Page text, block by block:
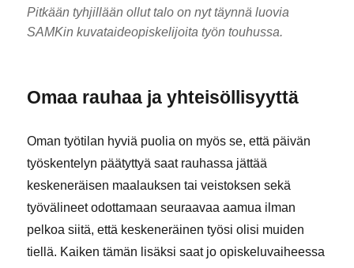
Pitkään tyhjillään ollut talo on nyt täynnä luovia
SAMKin kuvataideopiskelijoita työn touhussa.
Omaa rauhaa ja yhteisöllisyyttä
Oman työtilan hyviä puolia on myös se, että päivän
työskentelyn päätyttyä saat rauhassa jättää
keskeneräisen maalauksen tai veistoksen sekä
työvälineet odottamaan seuraavaa aamua ilman
pelkoa siitä, että keskeneräinen työsi olisi muiden
tiellä. Kaiken tämän lisäksi saat jo opiskeluvaiheessa